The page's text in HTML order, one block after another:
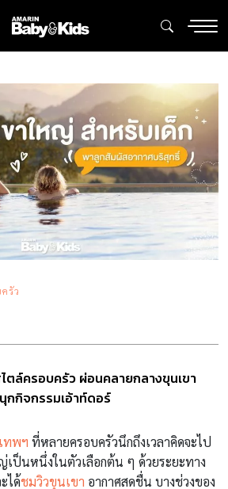
รัว
ตล์ครอบครัว ผ่อนคลายกลางขุนเขา
กกิจกรรมเอ้าท์ดอร์
ทพฯ ที่หลายครอบครัวนึกถึงเวลาคิดจะไป
เป็นหนึ่งในตัวเลือกต้น ๆ ด้วยระยะทาง
ได้ชมวิวขุนเขา อากาศสดชื่น บางช่วงของ